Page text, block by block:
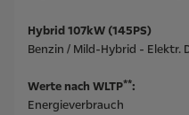
Hybrid 107kW (145PS)
Benzin / Mild-Hybrid - Elektr.
Werte nach WLTP**:
Energieverbrauch